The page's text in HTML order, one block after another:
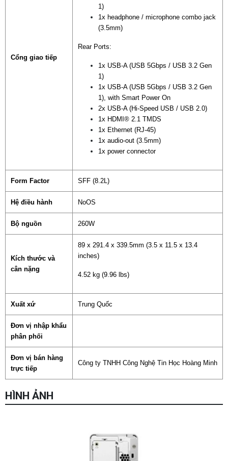
Cổng giao tiếp
1)
1x headphone / microphone combo jack
(3.5mm)
Rear Ports:
1x USB-A (USB 5Gbps / USB 3.2 Gen
1)
1x USB-A (USB 5Gbps / USB 3.2 Gen
1), with Smart Power On
2x USB-A (Hi-Speed USB / USB 2.0)
1x HDMI® 2.1 TMDS
1x Ethernet (RJ-45)
1x audio-out (3.5mm)
1x power connector
Form Factor SFF (8.2L)
Hệ điều hành NoOS
Bộ nguồn 260W
Kích thước và
cân nặng
89 x 291.4 x 339.5mm (3.5 x 11.5 x 13.4
inches)
4.52 kg (9.96 lbs)
Xuất xứ Trung Quốc
Đơn vị nhập khẩu
phân phối
Đơn vị bán hàng
trực tiếp
Công ty TNHH Công Nghệ Tin Học Hoàng Minh
HÌNH ẢNH